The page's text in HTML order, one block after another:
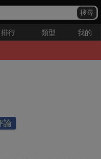
排行 類型 我的
論